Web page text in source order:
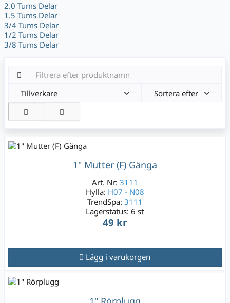
2.0 Tums Delar
1.5 Tums Delar
3/4 Tums Delar
1/2 Tums Delar
3/8 Tums Delar
Tillverkare Sortera efter
1" Mutter (F) Gänga
Art. Nr: 3111
Hylla: H07 - N08
TrendSpa: 3111
Lagerstatus:6 st
49 kr
Lägg i varukorgen